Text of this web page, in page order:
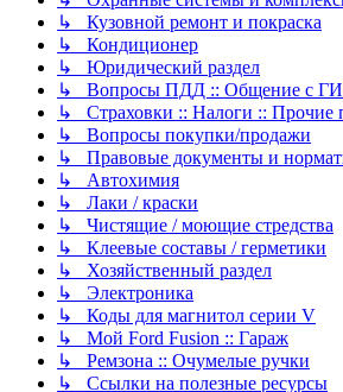
↳ Кузовной ремонт и покраска
↳ Кондиционер
↳ Юридический раздел
↳ Вопросы ПДД :: Общение с
↳ Страховки :: Налоги :: Прочие
↳ Вопросы покупки/продажи
↳ Правовые документы и
↳ Автохимия
↳ Лаки / краски
↳ Чистящие / моющие стредства
↳ Клеевые составы / герметики
↳ Хозяйственный раздел
↳ Электроника
↳ Коды для магнитол серии V
↳ Мой Ford Fusion :: Гараж
↳ Ремзона :: Очумелые ручки
↳ Ссылки на полезные ресурсы